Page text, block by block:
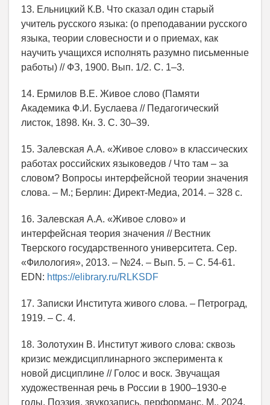
13. Ельницкий К.В. Что сказал один старый
учитель русского языка: (о преподавании русского
языка, теории словесности и о приемах, как
научить учащихся исполнять разумно письменные
работы) // ФЗ, 1900. Вып. 1/2. С. 1–3.
14. Ермилов В.Е. Живое слово (Памяти
Академика Ф.И. Буслаева // Педагогический
листок, 1898. Кн. 3. С. 30–39.
15. Залевская А.А. «Живое слово» в классических
работах российских языковедов / Что там – за
словом? Вопросы интерфейсной теории значения
слова. – М.; Берлин: Директ-Медиа, 2014. – 328 с.
16. Залевская А.А. «Живое слово» и
интерфейсная теория значения // Вестник
Тверского государственного университета. Сер.
«Филология», 2013. – №24. – Вып. 5. – С. 54-61.
EDN: https://elibrary.ru/RLKSDF
17. Записки Института живого слова. – Петроград,
1919. – С. 4.
18. Золотухин В. Институт живого слова: сквозь
кризис междисциплинарного эксперимента к
новой дисциплине // Голос и воск. Звучащая
художественная речь в России в 1900–1930-е
годы. Поэзия, звукозапись, перформанс. М., 2024.